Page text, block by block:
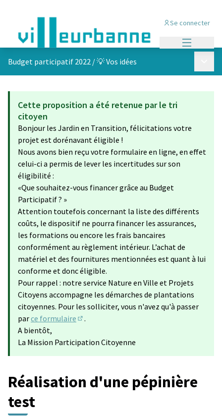
Se connecter
Budget participatif 2022 /💡 Vos idées
Cette proposition a été retenue par le tri
citoyen
Bonjour les Jardin en Transition, félicitations votre
projet est dorénavant éligible !
Nous avons bien reçu votre formulaire en ligne, en effet
celui-ci a permis de lever les incertitudes sur son
éligibilité :
«Que souhaitez-vous financer grâce au Budget
Participatif ? »
Attention toutefois concernant la liste des différents
coûts, le dispositif ne pourra financer les assurances,
les formations ou encore les frais bancaires
conformément au règlement intérieur. L’achat de
matériel et des fournitures mentionnées est quant à lui
conforme et donc éligible.
Pour rappel : notre service Nature en Ville et Projets
Citoyens accompagne les démarches de plantations
citoyennes. Pour les solliciter, vous n'avez qu'à passer
parce formulaire
.
A bientôt,
La Mission Participation Citoyenne
Réalisation d'une pépinière
test